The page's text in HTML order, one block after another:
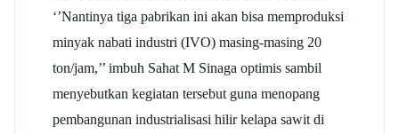
‘’Nantinya tiga pabrikan ini akan bisa memproduksi
minyak nabati industri (IVO) masing-masing 20
ton/jam,’’ imbuh Sahat M Sinaga optimis sambil
menyebutkan kegiatan tersebut guna menopang
pembangunan industrialisasi hilir kelapa sawit di